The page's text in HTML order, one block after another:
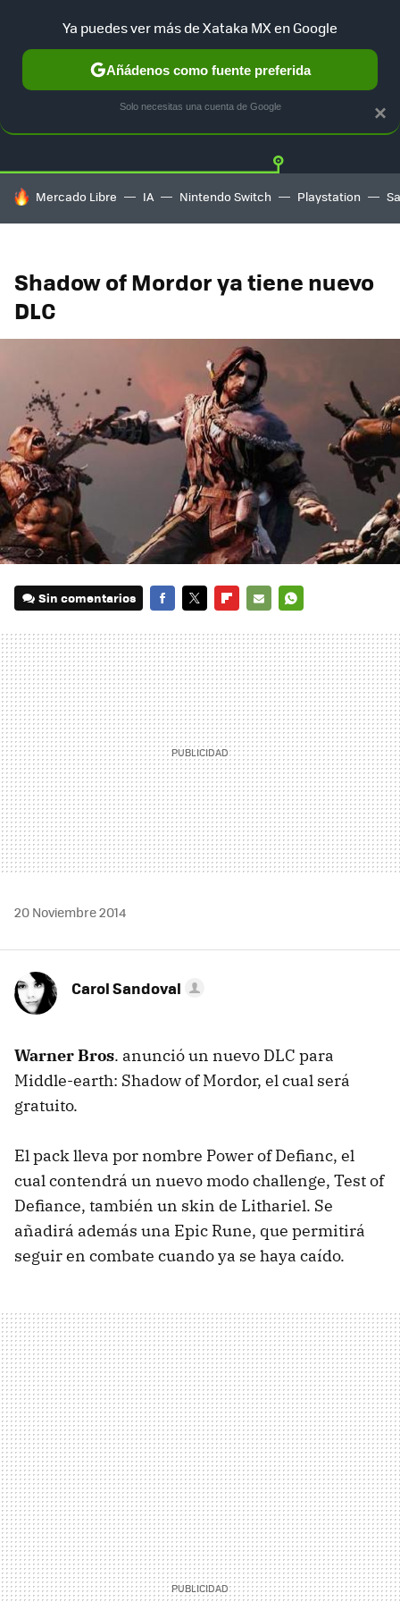
Twitter
HOY SE HABLA DE
Mercado Libre IA Nintendo Switch Playstation
Shadow of Mordor ya tiene nuevo
DLC
Sin comentarios
MAIL
20 Noviembre 2014
Carol Sandoval
Warner Bros. anunció un nuevo DLC para
Middle-earth: Shadow of Mordor, el cual será
gratuito.
El pack lleva por nombre Power of Defianc, el
cual contendrá un nuevo modo challenge, Test of
Defiance, también un skin de Lithariel. Se
añadirá además una Epic Rune, que permitirá
seguir en combate cuando ya se haya caído.
×
Ya puedes ver más de Xataka MX en Google
Añádenos como fuente preferida
Solo necesitas una cuenta de Google